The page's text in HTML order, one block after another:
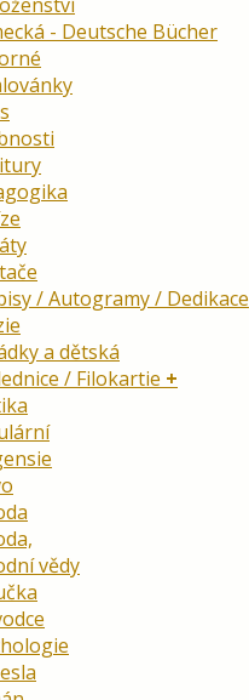
- Deutsche Bücher
/ Autogramy / Dedikace
a dětská
/ Filokartie
vědy